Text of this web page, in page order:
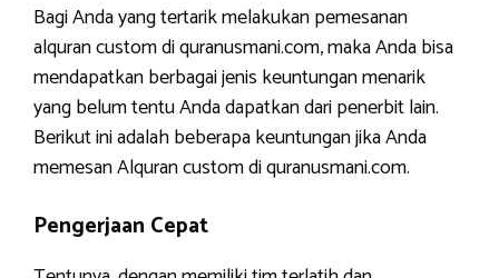
Bagi Anda yang tertarik melakukan pemesanan
alquran custom di quranusmani.com, maka Anda bisa
mendapatkan berbagai jenis keuntungan menarik
yang belum tentu Anda dapatkan dari penerbit lain.
Berikut ini adalah beberapa keuntungan jika Anda
memesan Alquran custom di quranusmani.com.
Pengerjaan Cepat